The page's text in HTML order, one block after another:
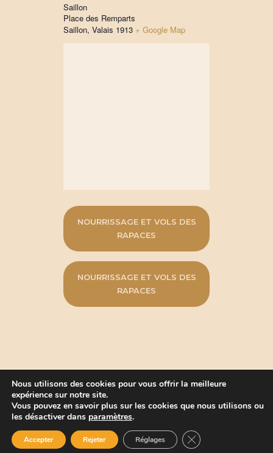
Saillon
Place des Remparts
Saillon, Valais 1913 + Google Map
NOURRISSAGE ET VOLS DES
RAPACES
NOURRISSAGE ET VOLS DES
RAPACES
La Bayardine, Fêtes médiévales de
réservés.
Nous utilisons des cookies pour vous offrir la meilleure
expérience sur notre site.
Vous pouvez en savoir plus sur les cookies que nous utilisons ou
les désactiver dans paramètres.
Accepter Rejeter Réglages FERMER LA